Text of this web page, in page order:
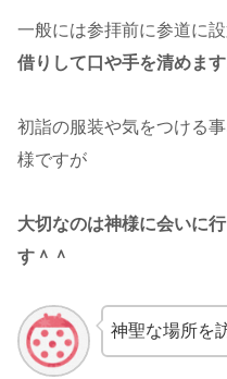
一般には参拝前に参道に設
借りして口や手を清めます
初詣の服装や気をつける
様ですが
大切なのは神様に会いに
す＾＾
神聖な場所を